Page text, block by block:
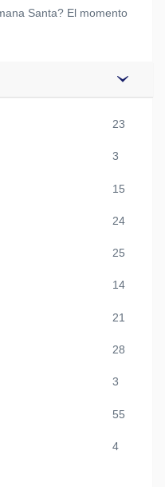
Santa? El momento
23
3
15
24
25
14
21
28
3
55
4